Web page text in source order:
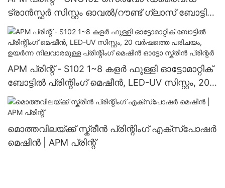
ട്രാൻസ്ഫർ സിസ്റ്റം ഓവൽ/റൗണ്ട് ഗ്ലാസ് ബോട്ടിൽ
സ്ക്രീൻ പ്രിന്റർ ഓട്ടോ സ്ക്രീൻ പ്രിന്റർ
APM പ്രിന്റ് - S102 1~8 കളർ ഫുള്ളി ഓട്ടോമാറ്റിക്
ബോട്ടിൽ പ്രിന്റിംഗ് മെഷീൻ, LED-UV സിസ്റ്റം, 20
വർഷത്തെ പരിചയം, ഉയർന്ന നിലവാരമുള്ള
പ്രിന്റിംഗ് മെഷീൻ ഓട്ടോ സ്ക്രീൻ പ്രിന്റർ
മൊത്തവിലയ്ക്ക് സ്ക്രീൻ പ്രിന്റിംഗ് എക്സ്പോഷർ
മെഷീൻ | APM പ്രിന്റ്